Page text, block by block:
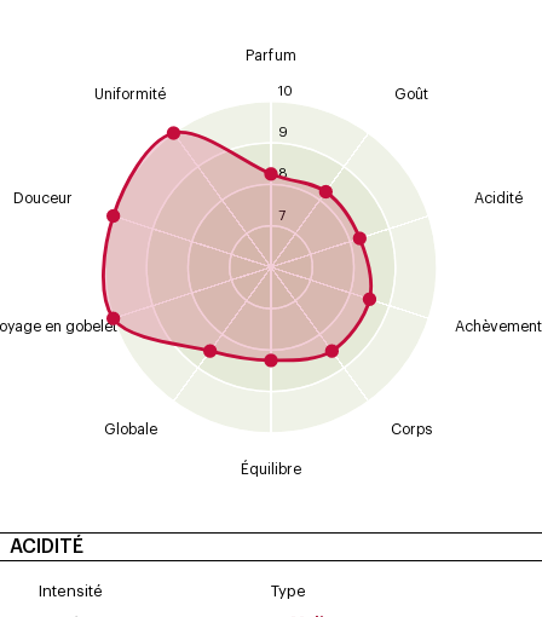
10
9
8
7
Parfum
Goût
Acidité
Achèvement
Corps
Équilibre
Globale
en gobelet
Douceur
Uniformité
ACIDITÉ
Intensité Type